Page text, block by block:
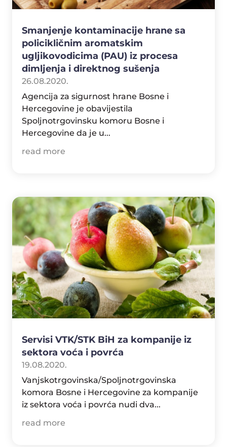
Smanjenje kontaminacije hrane sa
policikličnim aromatskim
ugljikovodicima (PAU) iz procesa
dimljenja i direktnog sušenja
26.08.2020.
Agencija za sigurnost hrane Bosne i
Hercegovine je obavijestila
Spoljnotrgovinsku komoru Bosne i
Hercegovine da je u...
read more
Servisi VTK/STK BiH za kompanije iz
sektora voća i povrća
19.08.2020.
Vanjskotrgovinska/Spoljnotrgovinska
komora Bosne i Hercegovine za kompanije
iz sektora voća i povrća nudi dva...
read more